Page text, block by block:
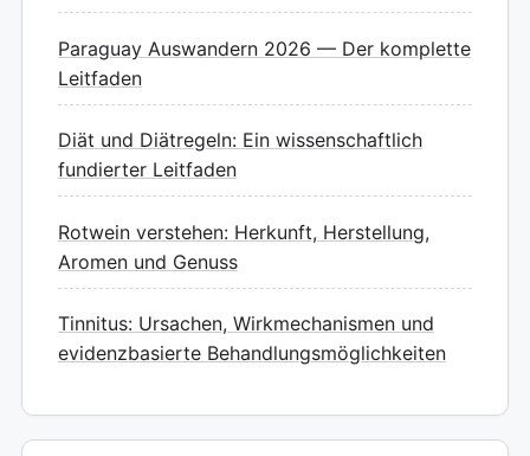
Paraguay Auswandern 2026 — Der komplette
Leitfaden
Diät und Diätregeln: Ein wissenschaftlich
fundierter Leitfaden
Rotwein verstehen: Herkunft, Herstellung,
Aromen und Genuss
Tinnitus: Ursachen, Wirkmechanismen und
evidenzbasierte Behandlungsmöglichkeiten